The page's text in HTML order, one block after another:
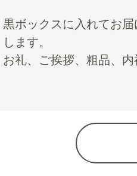
黒ボックスに入れてお
します。
お礼、ご挨拶、粗品、